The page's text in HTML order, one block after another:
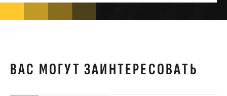
ВАС МОГУТ ЗАИНТЕРЕСОВАТЬ